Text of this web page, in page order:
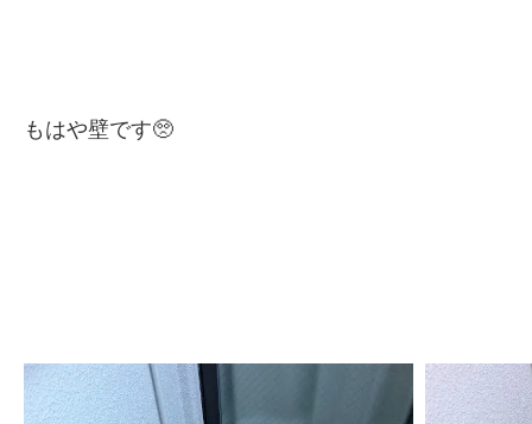
もはや壁です🥺